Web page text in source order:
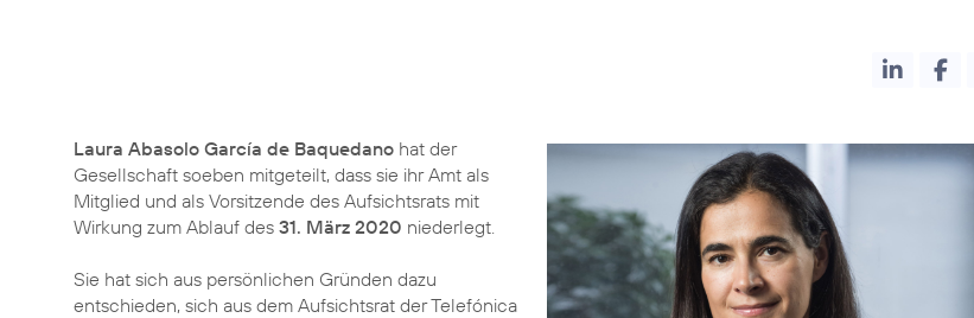
Laura Abasolo García de Baquedano hat der
Gesellschaft soeben mitgeteilt, dass sie ihr Amt als
Mitglied und als Vorsitzende des Aufsichtsrats mit
Wirkung zum Ablauf des 31. März 2020 niederlegt.
Sie hat sich aus persönlichen Gründen dazu
entschieden, sich aus dem Aufsichtsrat der Telefónica